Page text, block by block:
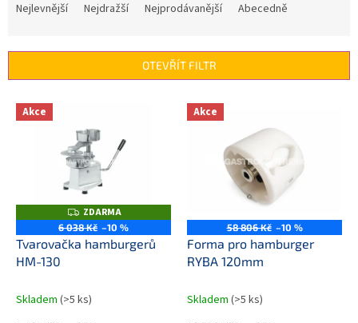
í
Nejlevnější Nejdražší Nejprodávanější Abecedně
OTEVŘÍT FILTR
V Akce
Z
D
A
R
ZDARMA
6 038 Kč –10 %
Tvarovačka hamburgerů
HM-130
Skladem (>5 ks)
Akce
58 806 Kč –10 %
Forma pro hamburger
RYBA 120mm
Skladem (>5 ks)